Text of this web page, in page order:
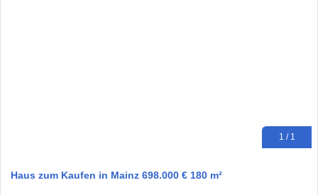
1 / 1
Haus zum Kaufen in Mainz 698.000 € 180 m²